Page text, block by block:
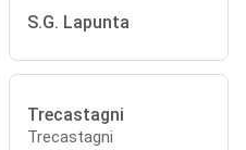
S.G. Lapunta
Trecastagni
Trecastagni